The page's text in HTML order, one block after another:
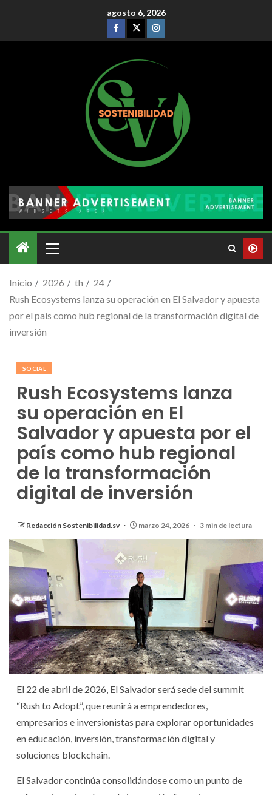
agosto 6, 2026
Inicio 2026 th
24
Rush Ecosystems lanza su operación en El Salvador y apuesta
por el país como hub regional de la transformación digital de
inversión
SOCIAL
Rush Ecosystems lanza
su operación en El
Salvador y apuesta por el
país como hub regional
de la transformación
digital de inversión
Redacción Sostenibilidad.sv marzo 24, 2026 3 min de lectura
El 22 de abril de 2026, El Salvador será sede del summit
“Rush to Adopt”, que reunirá a emprendedores,
empresarios e inversionistas para explorar oportunidades
en educación, inversión, transformación digital y
soluciones blockchain.
El Salvador continúa consolidándose como un punto de